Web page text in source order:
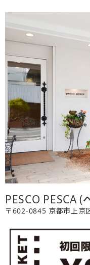
PESCO PESCA
〒602-0845 京都市上京